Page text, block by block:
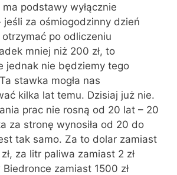
podstawy wyłącznie
jeśli za ośmiogodzinny dzień
po odliczeniu
mniej niż 200 zł, to
jednak nie będziemy tego
stawka mogła nas
kilka lat temu. Dzisiaj już nie.
prac nie rosną od 20 lat – 20
za stronę wynosiła od 20 do
tak samo. Za to dolar zamiast
za litr paliwa zamiast 2 zł
Biedronce zamiast 1500 zł